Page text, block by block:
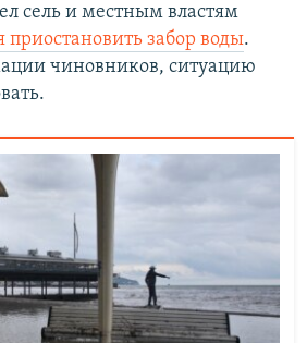
сель и местным властям
приостановить забор воды.
чиновников, ситуацию